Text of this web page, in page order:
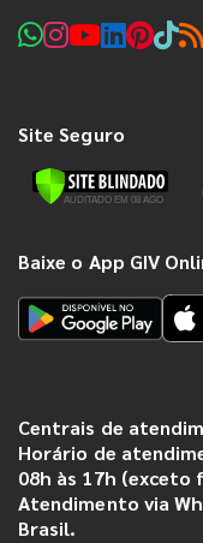
Site Seguro
Baixe o App GIV
Centrais de
Horário de
08h às 17h (exceto
Atendimento via
Brasil.